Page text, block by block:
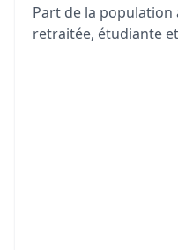
Part de la population
retraitée, étudiante